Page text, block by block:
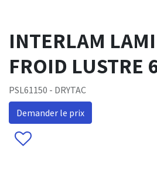
INTERLAM
FROID LUSTRE
PSL61150 - DRYTAC
Demander le prix